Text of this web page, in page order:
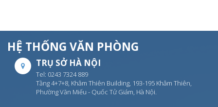
HỆ THỐNG VĂN PHÒNG
TRỤ SỞ HÀ NỘI
Tel: 0243 7324 889
Tầng 4+7+8, Khâm Thiên Building, 193-195 Khâm Thiên,
Phường Văn Miếu - Quốc Tử Giám, Hà Nội.